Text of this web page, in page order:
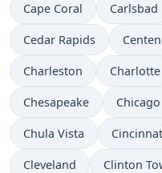
Cape Coral Carlsbad
Cedar Rapids
Charleston Charlotte
Chesapeake Chicago
Chula Vista
Cleveland Clinton